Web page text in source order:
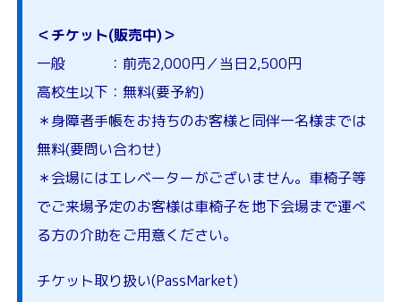
＜チケット(販売中)＞
一般 ：前売2,000円／当日2,500円
高校生以下：無料(要予約)
＊身障者手帳をお持ちのお客様と同伴一名様までは
無料(要問い合わせ)
＊会場にはエレベーターがございません。車椅子等
でご来場予定のお客様は車椅子を地下会場まで運べ
る方の介助をご用意ください。
チケット取り扱い(PassMarket)